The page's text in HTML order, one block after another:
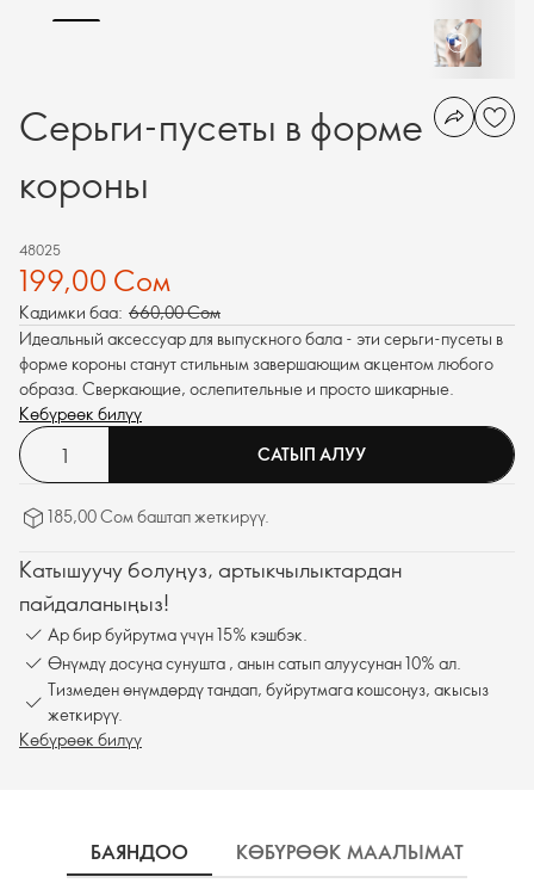
Серьги-пусеты в форме
короны
48025
199,00 Сом
Кадимки баа: 660,00 Сом
Идеальный аксессуар для выпускного бала - эти серьги-пусеты в
форме короны станут стильным завершающим акцентом любого
образа. Сверкающие, ослепительные и просто шикарные.
Көбүрөөк билүү
САТЫП АЛУУ
185,00 Сом баштап жеткирүү.
Катышуучу болуңуз, артыкчылыктардан
пайдаланыңыз!
Ар бир буйрутма үчүн 15% кэшбэк.
Өнүмдү досуңа сунушта , анын сатып алуусунан 10% ал.
Тизмеден өнүмдөрдү тандап, буйрутмага кошсоңуз, акысыз
жеткирүү.
Көбүрөөк билүү
БАЯНДОО КӨБҮРӨӨК МААЛЫМАТ